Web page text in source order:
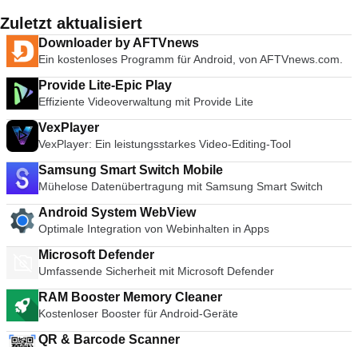
Zuletzt aktualisiert
Downloader by AFTVnews
Ein kostenloses Programm für Android, von AFTVnews.com.
Provide Lite-Epic Play
Effiziente Videoverwaltung mit Provide Lite
VexPlayer
VexPlayer: Ein leistungsstarkes Video-Editing-Tool
Samsung Smart Switch Mobile
Mühelose Datenübertragung mit Samsung Smart Switch
Android System WebView
Optimale Integration von Webinhalten in Apps
Microsoft Defender
Umfassende Sicherheit mit Microsoft Defender
RAM Booster Memory Cleaner
Kostenloser Booster für Android-Geräte
QR & Barcode Scanner